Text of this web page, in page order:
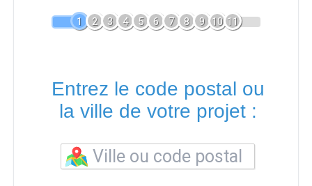
1 2 3 4 5 6 7 8 9 10 11
Entrez le code postal ou
la ville de votre projet :